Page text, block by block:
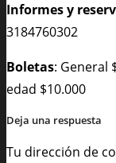
Informes y
3184760302
Boletas: General
edad $10.000
Deja una respuesta
Tu dirección de